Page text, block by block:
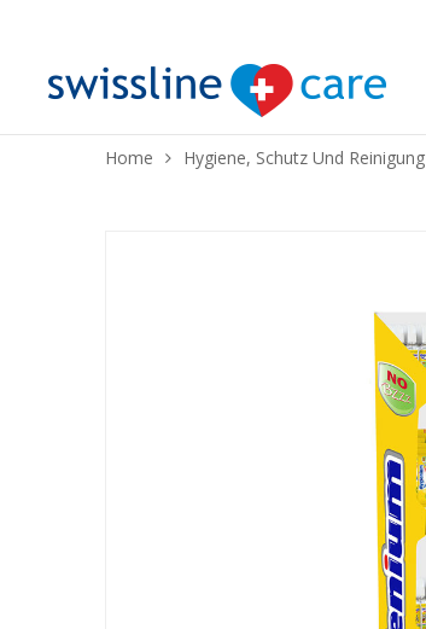
Home Hygiene, Schutz Und Reinigung
❅